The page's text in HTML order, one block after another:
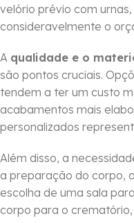
velório prévio com
consideravelmente o
A qualidade e o
são pontos cruciais.
tendem a ter um custo
acabamentos mais
personalizados
Além disso, a
a preparação do corpo,
escolha de uma sala
corpo para o